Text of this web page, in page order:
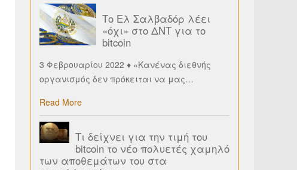
Το Ελ Σαλβαδόρ λέει
«όχι» στο ΔΝΤ για το
bitcoin
3 Φεβρουαρίου 2022 ♦ «Κανένας διεθνής
οργανισμός δεν πρόκειται να μας…
Read More
Τι δείχνει για την τιμή του
bitcoin το νέο πολυετές χαμηλό
των αποθεμάτων του στα